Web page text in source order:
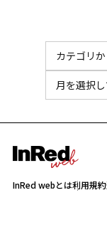
InRed webとは利用規約